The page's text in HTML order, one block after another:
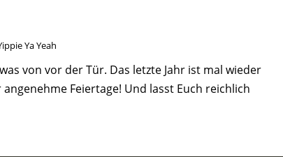
Ya Yeah
von vor der Tür. Das letzte Jahr ist mal wieder
Feiertage! Und lasst Euch reichlich